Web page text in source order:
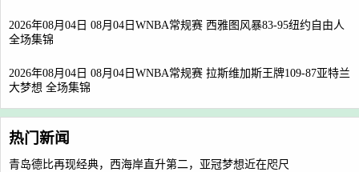
2026年08月04日 08月04日WNBA常规赛 西雅图风暴83-95纽约自由人
全场集锦
2026年08月04日 08月04日WNBA常规赛 拉斯维加斯王牌109-87亚特兰
大梦想 全场集锦
热门新闻
青岛德比再现经典，西海岸直升第二，亚冠梦想近在咫尺